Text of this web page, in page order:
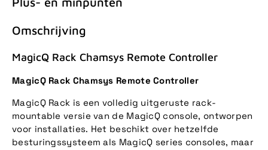
Omschrijving
MagicQ Rack Chamsys Remote Controller
MagicQ Rack Chamsys Remote Controller
MagicQ Rack is een volledig uitgeruste rack-
mountable versie van de MagicQ console, ontworpen
voor installaties. Het beschikt over hetzelfde
besturingssysteem als MagicQ series consoles, maar